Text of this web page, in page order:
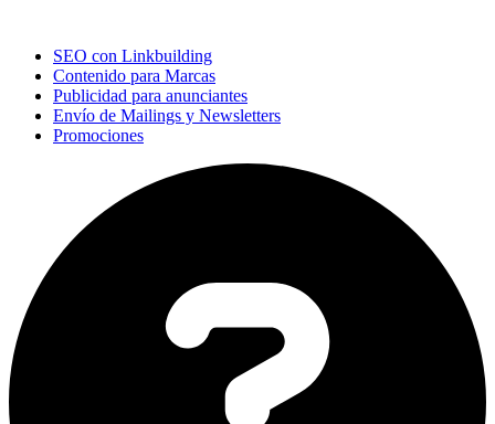
SEO con Linkbuilding
Contenido para Marcas
Publicidad para anunciantes
Envío de Mailings y Newsletters
Promociones